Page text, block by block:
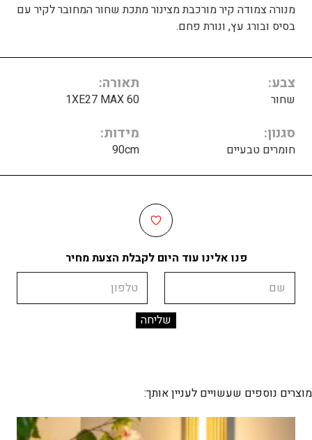
מנורה צמודה קיר מורכבת מצינור מתכת שחור המחובר לקיר עם
בסיס ובורג עץ, ונורת פחם.
צבע
שחור
תאורה
1XE27 MAX 60
סגנון
חומרים טבעיים
מידות
90cm
פנו אלינו עוד היום לקבלת הצעת מחיר
מוצרים נוספים שעשויים לעניין אותך: